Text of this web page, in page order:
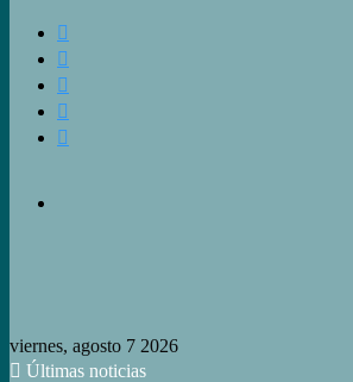
viernes, agosto 7 2026
Últimas noticias